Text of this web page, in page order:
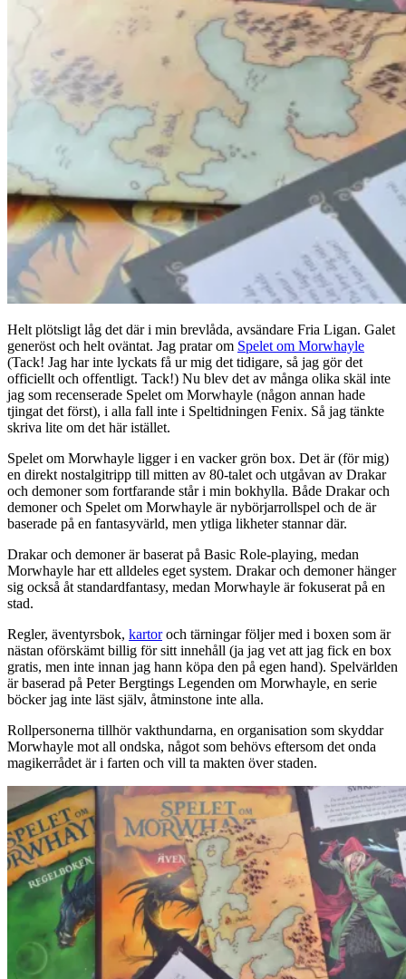
Helt plötsligt låg det där i min brevlåda, avsändare Fria Ligan. Galet
generöst och helt oväntat. Jag pratar om Spelet om Morwhayle
(Tack! Jag har inte lyckats få ur mig det tidigare, så jag gör det
officiellt och offentligt. Tack!) Nu blev det av många olika skäl inte
jag som recenserade Spelet om Morwhayle (någon annan hade
tjingat det först), i alla fall inte i Speltidningen Fenix. Så jag tänkte
skriva lite om det här istället.
Spelet om Morwhayle ligger i en vacker grön box. Det är (för mig)
en direkt nostalgitripp till mitten av 80-talet och utgåvan av Drakar
och demoner som fortfarande står i min bokhylla. Både Drakar och
demoner och Spelet om Morwhayle är nybörjarrollspel och de är
baserade på en fantasyvärld, men ytliga likheter stannar där.
Drakar och demoner är baserat på Basic Role-playing, medan
Morwhayle har ett alldeles eget system. Drakar och demoner hänger
sig också åt standardfantasy, medan Morwhayle är fokuserat på en
stad.
Regler, äventyrsbok, kartoroch tärningar följer med i boxen som är
nästan oförskämt billig för sitt innehåll (ja jag vet att jag fick en box
gratis, men inte innan jag hann köpa den på egen hand). Spelvärlden
är baserad på Peter Bergtings Legenden om Morwhayle, en serie
böcker jag inte läst själv, åtminstone inte alla.
Rollpersonerna tillhör vakthundarna, en organisation som skyddar
Morwhayle mot all ondska, något som behövs eftersom det onda
magikerrådet är i farten och vill ta makten över staden.